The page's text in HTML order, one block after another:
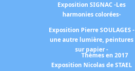
Exposition SIGNAC -Les
harmonies colorées-
Exposition Pierre SOULAGES -
une autre lumière, peintures
sur papier -
Exposition Nicolas de STAEL
Thèmes en 2017